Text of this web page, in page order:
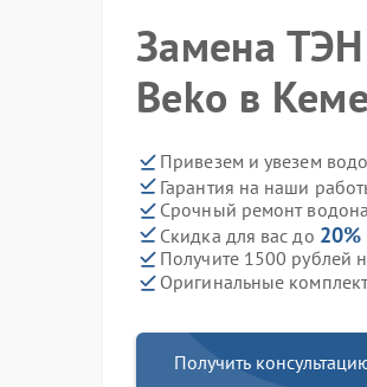
Замена ТЭН
Beko в
Привезем и увезем
Гарантия на наши
Срочный ремонт
Скидка для вас до 20%
Получите 1500 рублей
Оригинальные
Получить